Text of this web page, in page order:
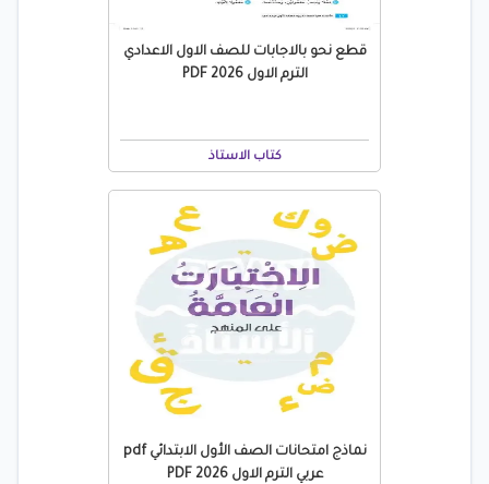
قطع نحو بالاجابات للصف الاول الاعدادي
الترم الاول PDF 2026
كتاب الاستاذ
نماذج امتحانات الصف الأول الابتدائي pdf
عربي الترم الاول 2026 PDF